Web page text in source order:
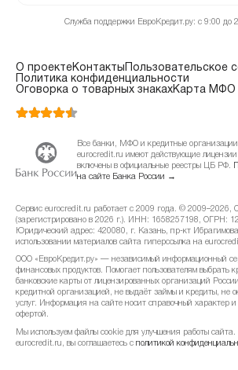
Служба поддержки ЕвроКредит.ру: с 9:00
О проектеКонтакты
Пользовательское
Политика конфиденциальности
Оговорка о товарных знакахКарта МФО
Все банки, МФО и кредитные организации
eurocredit.ru имеют действующие
включены в официальные реестры ЦБ РФ.
на сайте Банка России →
Сервис eurocredit.ru работает с 2009 года. © 2009–2026,
(зарегистрировано в 2026 г.). ИНН: 1658257198, ОГРН:
Юридический адрес: 420080, г. Казань, пр-кт
использовании материалов сайта гиперссылка на
ООО «ЕвроКредит.ру» — независимый информационный
финансовых продуктов. Помогает пользователям выбрать
банковские карты от лицензированных организаций
кредитной организацией, не выдаёт займы и кредиты, не
услуг. Информация на сайте носит справочный характер и
офертой.
Мы используем файлы cookie для улучшения работы сайта.
eurocredit.ru, вы соглашаетесь с политикой